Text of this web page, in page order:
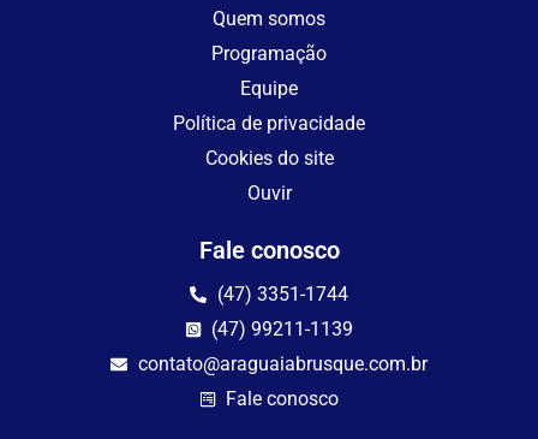
Quem somos
Programação
Equipe
Política de privacidade
Cookies do site
Ouvir
Fale conosco
(47) 3351-1744
(47) 99211-1139
contato@araguaiabrusque.com.br
Fale conosco